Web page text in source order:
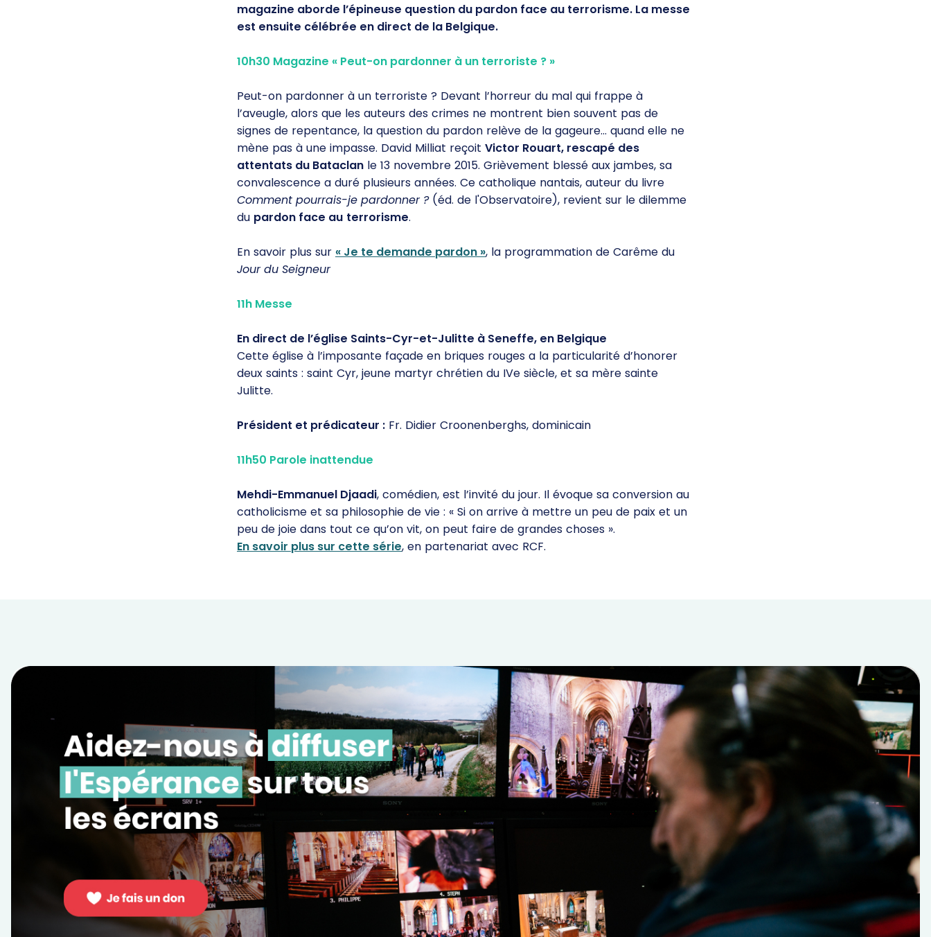
magazine aborde l’épineuse question du pardon face au terrorisme. La messe
est ensuite célébrée en direct de la Belgique.
10h30 Magazine « Peut-on pardonner à un terroriste ? »
Peut-on pardonner à un terroriste ? Devant l’horreur du mal qui frappe à
l’aveugle, alors que les auteurs des crimes ne montrent bien souvent pas de
signes de repentance, la question du pardon relève de la gageure... quand elle ne
mène pas à une impasse. David Milliat reçoit Victor Rouart, rescapé des
attentats du Bataclan le 13 novembre 2015. Grièvement blessé aux jambes, sa
convalescence a duré plusieurs années. Ce catholique nantais, auteur du livre
Comment pourrais-je pardonner ?(éd. de l'Observatoire), revient sur le dilemme
du pardon face au terrorisme.
En savoir plus sur « Je te demande pardon », la programmation de Carême du
Jour du Seigneur
11h Messe
En direct de l’église Saints-Cyr-et-Julitte à Seneffe, en Belgique
Cette église à l’imposante façade en briques rouges a la particularité d’honorer
deux saints : saint Cyr, jeune martyr chrétien du IVe siècle, et sa mère sainte
Julitte.
Président et prédicateur : Fr. Didier Croonenberghs, dominicain
11h50 Parole inattendue
Mehdi-Emmanuel Djaadi, comédien, est l’invité du jour. Il évoque sa conversion au
catholicisme et sa philosophie de vie : « Si on arrive à mettre un peu de paix et un
peu de joie dans tout ce qu’on vit, on peut faire de grandes choses ».
En savoir plus sur cette série, en partenariat avec RCF.